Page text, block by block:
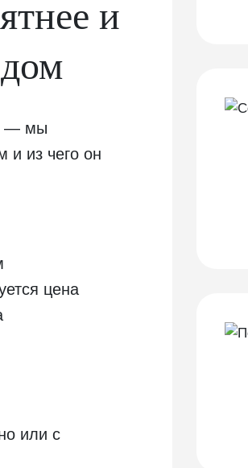
и
— мы
и из чего он
цена
или с